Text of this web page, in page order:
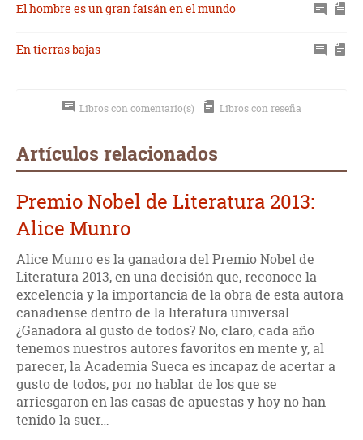
El hombre es un gran faisán en el mundo
En tierras bajas
Libros con comentario(s) Libros con reseña
Artículos relacionados
Premio Nobel de Literatura 2013:
Alice Munro
Alice Munro es la ganadora del Premio Nobel de
Literatura 2013, en una decisión que, reconoce la
excelencia y la importancia de la obra de esta autora
canadiense dentro de la literatura universal.
¿Ganadora al gusto de todos? No, claro, cada año
tenemos nuestros autores favoritos en mente y, al
parecer, la Academia Sueca es incapaz de acertar a
gusto de todos, por no hablar de los que se
arriesgaron en las casas de apuestas y hoy no han
tenido la suer…